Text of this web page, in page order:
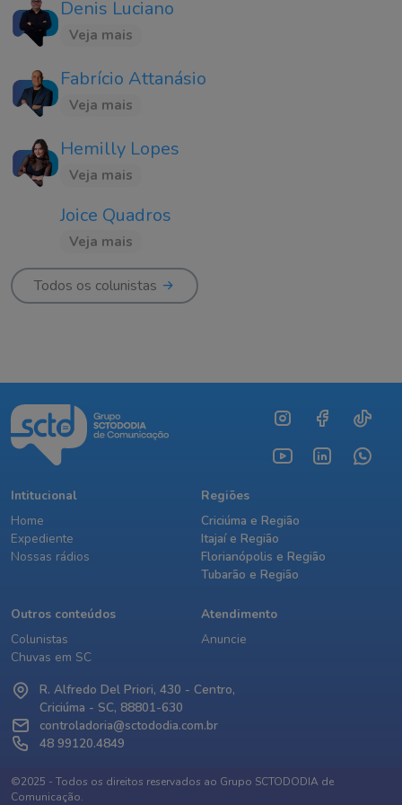
Denis Luciano
Veja mais
Fabrício Attanásio
Veja mais
Hemilly Lopes
Veja mais
Joice Quadros
Veja mais
Todos os colunistas
Intitucional
Home
Expediente
Nossas rádios
Regiões
Criciúma e Região
Itajaí e Região
Florianópolis e Região
Tubarão e Região
Outros conteúdos
Colunistas
Chuvas em SC
Atendimento
Anuncie
R. Alfredo Del Priori, 430 - Centro,
Criciúma - SC, 88801-630
controladoria@sctododia.com.br
48 99120.4849
©2025 - Todos os direitos reservados ao Grupo SCTODODIA de
Comunicação.